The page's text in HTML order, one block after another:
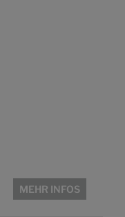
MEHR INFOS